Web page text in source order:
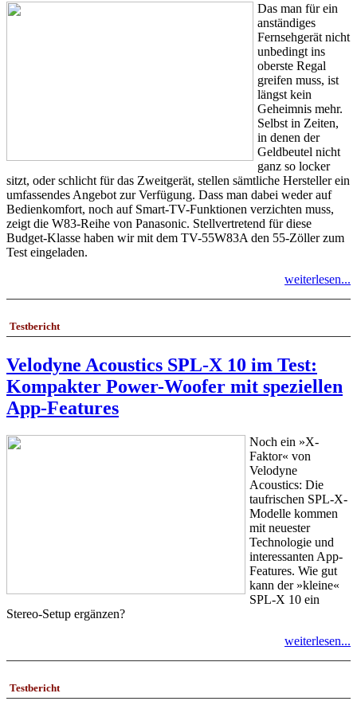
Das man für ein
anständiges
Fernsehgerät nicht
unbedingt ins
oberste Regal
greifen muss, ist
längst kein
Geheimnis mehr.
Selbst in Zeiten,
in denen der
Geldbeutel nicht
ganz so locker
sitzt, oder schlicht für das Zweitgerät, stellen sämtliche Hersteller ein
umfassendes Angebot zur Verfügung. Dass man dabei weder auf
Bedienkomfort, noch auf Smart-TV-Funktionen verzichten muss,
zeigt die W83-Reihe von Panasonic. Stellvertretend für diese
Budget-Klasse haben wir mit dem TV-55W83A den 55-Zöller zum
Test eingeladen.
weiterlesen...
Testbericht
Velodyne Acoustics SPL-X 10 im Test:
Kompakter Power-Woofer mit speziellen
App-Features
Noch ein »X-
Faktor« von
Velodyne
Acoustics: Die
taufrischen SPL-X-
Modelle kommen
mit neuester
Technologie und
interessanten App-
Features. Wie gut
kann der »kleine«
SPL-X 10 ein
Stereo-Setup ergänzen?
weiterlesen...
Testbericht